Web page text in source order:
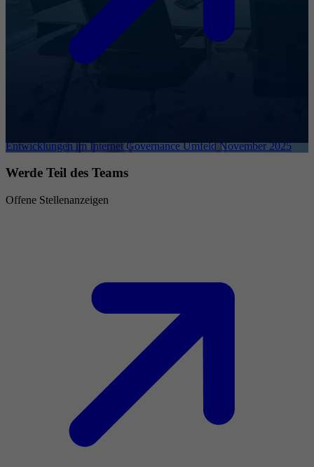
Entwicklungen im Internet Governance Umfeld November 2025
Werde Teil des Teams
Offene Stellenanzeigen